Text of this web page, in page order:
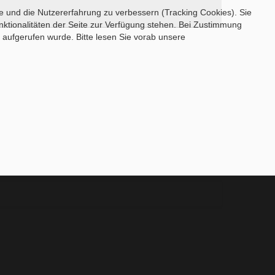
die Nutzererfahrung zu verbessern (Tracking Cookies). Sie
der Seite zur Verfügung stehen. Bei Zustimmung
wurde. Bitte lesen Sie vorab unsere